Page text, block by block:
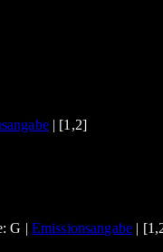
| [1,2]
G | Emissionsangabe |